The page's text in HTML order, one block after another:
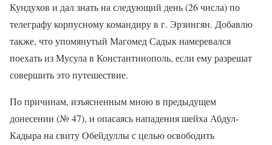
Кундухов и дал знать на следующий день (26 числа) по
телеграфу корпусному командиру в г. Эрзингян. Добавлю
также, что упомянутый Магомед Садык намеревался
поехать из Мусула в Константинополь, если ему разрешат
совершить это путешествие.
По причинам, изъясненным мною в предыдущем
донесении (№ 47), и опасаясь нападения шейха Абдул-
Кадыра на свиту Обейдуллы с целью освободить